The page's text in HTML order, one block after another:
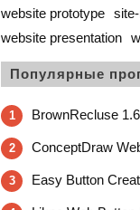
website prototype
website presentation
Популярные
1 BrownRecluse
2 ConceptDraw
3 Easy Button